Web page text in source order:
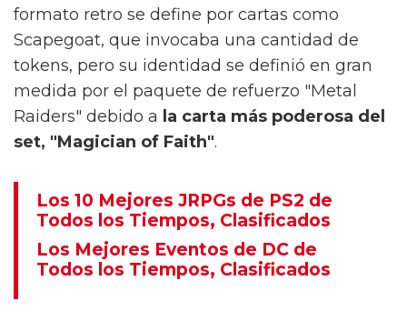
formato retro se define por cartas como
Scapegoat, que invocaba una cantidad de
tokens, pero su identidad se definió en gran
medida por el paquete de refuerzo "Metal
Raiders" debido a la carta más poderosa del
set, "Magician of Faith".
Los 10 Mejores JRPGs de PS2 de
Todos los Tiempos, Clasificados
Los Mejores Eventos de DC de
Todos los Tiempos, Clasificados